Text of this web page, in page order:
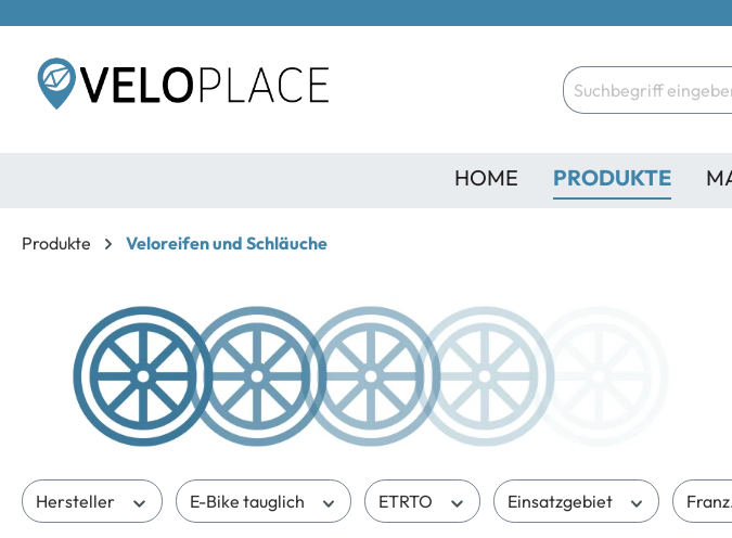
springen
HOME PRODUKTE
Produkte Veloreifen und Schläuche
Hersteller E-Bike tauglich ETRTO Einsatzgebiet